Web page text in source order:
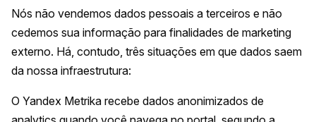
Nós não vendemos dados pessoais a terceiros e não
cedemos sua informação para finalidades de marketing
externo. Há, contudo, três situações em que dados saem
da nossa infraestrutura:
O Yandex Metrika recebe dados anonimizados de